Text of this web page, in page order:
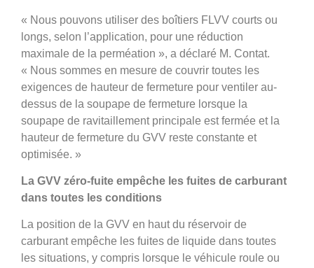
« Nous pouvons utiliser des boîtiers FLVV courts ou
longs, selon l’application, pour une réduction
maximale de la perméation », a déclaré M. Contat.
« Nous sommes en mesure de couvrir toutes les
exigences de hauteur de fermeture pour ventiler au-
dessus de la soupape de fermeture lorsque la
soupape de ravitaillement principale est fermée et la
hauteur de fermeture du GVV reste constante et
optimisée. »
La GVV zéro-fuite empêche les fuites de carburant
dans toutes les conditions
La position de la GVV en haut du réservoir de
carburant empêche les fuites de liquide dans toutes
les situations, y compris lorsque le véhicule roule ou